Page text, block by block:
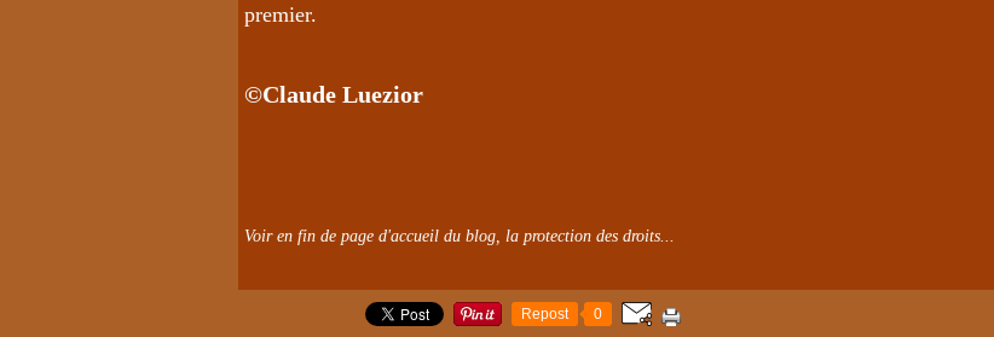
premier.
©Claude Luezior
Voir en fin de page d'accueil du blog, la protection des droits...
Repost 0